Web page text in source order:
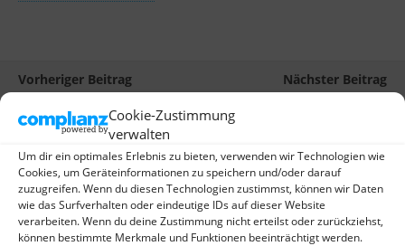
Cookie-Zustimmung
verwalten
Um dir ein optimales Erlebnis zu bieten, verwenden wir Technologien wie
Cookies, um Geräteinformationen zu speichern und/oder darauf
zuzugreifen. Wenn du diesen Technologien zustimmst, können wir Daten
wie das Surfverhalten oder eindeutige IDs auf dieser Website
verarbeiten. Wenn du deine Zustimmung nicht erteilst oder zurückziehst,
können bestimmte Merkmale und Funktionen beeinträchtigt werden.
Vorheriger Beitrag
Der Sommer In Der
Kirschblüten-Allee In Bonn
Nächster Beitrag
Schreibe einen Kommentar